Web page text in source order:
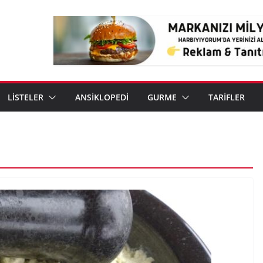
LİSTELER ANSİKLOPEDİ GURME TARİFLER